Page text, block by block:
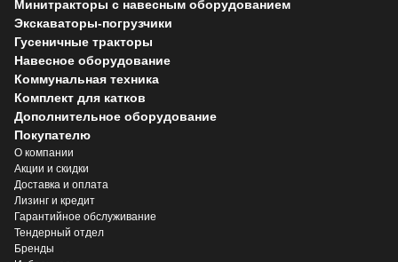
Минитракторы с навесным оборудованием
Экскаваторы-погрузчики
Гусеничные тракторы
Навесное оборудование
Коммунальная техника
Комплект для катков
Дополнительное оборудование
Покупателю
О компании
Акции и скидки
Доставка и оплата
Лизинг и кредит
Гарантийное обслуживание
Тендерный отдел
Бренды